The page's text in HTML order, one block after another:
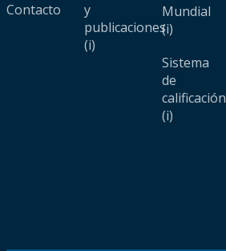
Contacto
y
publicaciones
(i)
Mundial
(i)
Sistema
de
calificación
(i)